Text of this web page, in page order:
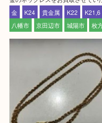
—お知らせ—
最後に当店では現在
る方はお気軽にお問
求人要項はここをクリ